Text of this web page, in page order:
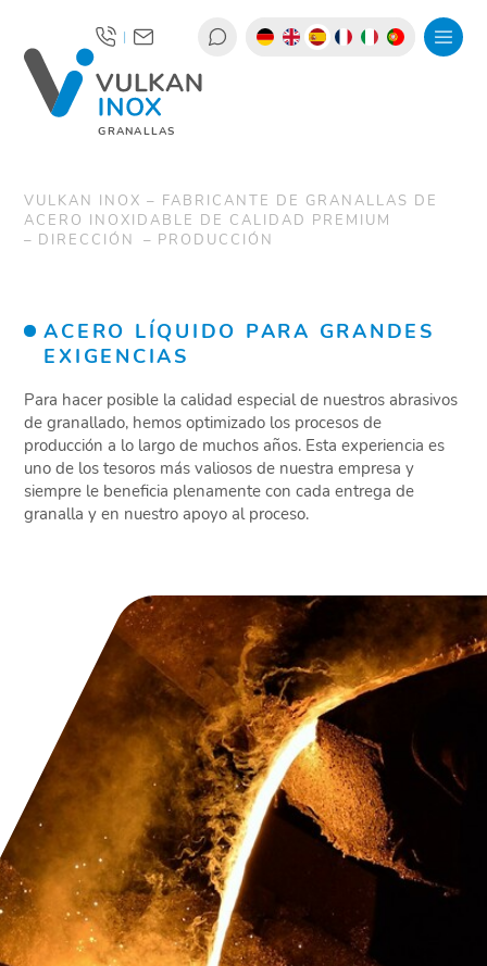
GRANALLAS
|
VULKAN INOX – FABRICANTE DE GRANALLAS DE
ACERO INOXIDABLE DE CALIDAD PREMIUM
DIRECCIÓN
PRODUCCIÓN
ACERO LÍQUIDO PARA GRANDES
EXIGENCIAS
Para hacer posible la calidad especial de nuestros abrasivos
de granallado, hemos optimizado los procesos de
producción a lo largo de muchos años. Esta experiencia es
uno de los tesoros más valiosos de nuestra empresa y
siempre le beneficia plenamente con cada entrega de
granalla y en nuestro apoyo al proceso.